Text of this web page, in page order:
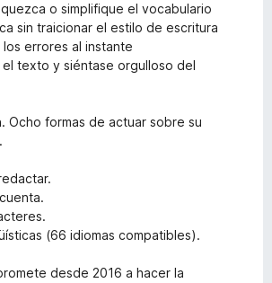
o simplifique el vocabulario
sin traicionar el estilo de escritura
los errores al instante
texto y siéntase orgulloso del
Ocho formas de actuar sobre su
(66 idiomas compatibles).
desde 2016 a hacer la